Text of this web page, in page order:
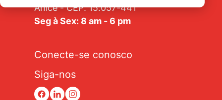
Anice - CEP: 15.057-441
Seg à Sex: 8 am - 6 pm
Conecte-se conosco
Siga-nos